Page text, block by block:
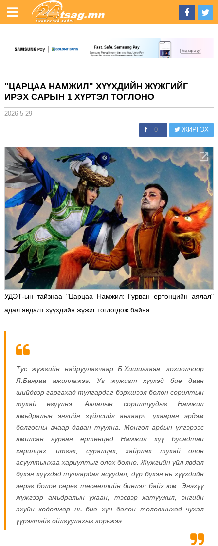
"ЦАРЦАА НАМЖИЛ" ХҮҮХДИЙН ЖҮЖГИЙГ
ИРЭХ САРЫН 1 ХҮРТЭЛ ТОГЛОНО
2026-5-29
0 ЖИРГЭХ
УДЭТ-ын тайзнаа "Царцаа Намжил: Гурван ертөнцийн аялал"
адал явдалт хүүхдийн жүжиг тоглогдож байна.
Тус жүжгийн найруулагчаар Б.Хишигзаяа, зохиолчоор
Я.Баяраа ажиллажээ. Уг жүжигт хүүхэд бие даан
шийдвэр гаргахад тулгардаг бэрхшээл болон сорилтын
тухай өгүүлнэ. Аялалын сорилтуудыг Намжил
амьдралын энгийн зүйлсийг анзаарч, ухааран эрдэм
болгосны ачаар даван туулна. Монгол ардын үлгэрээс
амилсан гурван ертөнцөд Намжил хүү бусадтай
харилцах, итгэх, суралцах, хайрлах тухай олон
асуултынхаа хариултыг олох болно. Жүжгийн үйл явдал
бүхэн хүүхдэд тулгардаг асуудал, дүр бүхэн нь хүүхдийн
эерэг болон сөрөг төсөөллийн биелэл байх юм. Энэхүү
жүжгээр амьдралын ухаан, тэсвэр хатуужил, энгийн
ахуйн хөдөлмөр нь бие хүн болон төлөвшихөд чухал
үүрэгтэйг ойлгуулахыг зорьжээ.